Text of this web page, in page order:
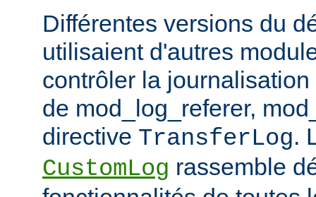
Différentes versions du
utilisaient d'autres
contrôler la
de mod_log_referer,
directive TransferLog.
CustomLog rassemble